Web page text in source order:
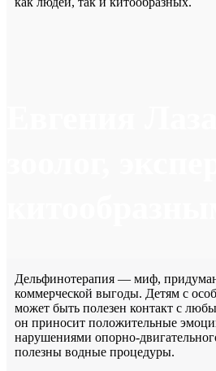
Дельфинотерапия — миф,
коммерческой выгоды. Детям с
может быть полезен контакт с
он приносит положительные
нарушениями опорно-
полезны водные процедуры.